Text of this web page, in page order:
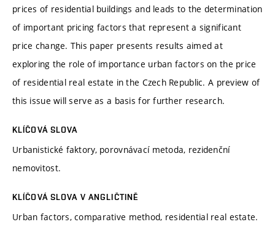
prices of residential buildings and leads to the determination
of important pricing factors that represent a significant
price change. This paper presents results aimed at
exploring the role of importance urban factors on the price
of residential real estate in the Czech Republic. A preview of
this issue will serve as a basis for further research.
KLÍČOVÁ SLOVA
Urbanistické faktory, porovnávací metoda, rezidenční
nemovitost.
KLÍČOVÁ SLOVA V ANGLIČTINĚ
Urban factors, comparative method, residential real estate.